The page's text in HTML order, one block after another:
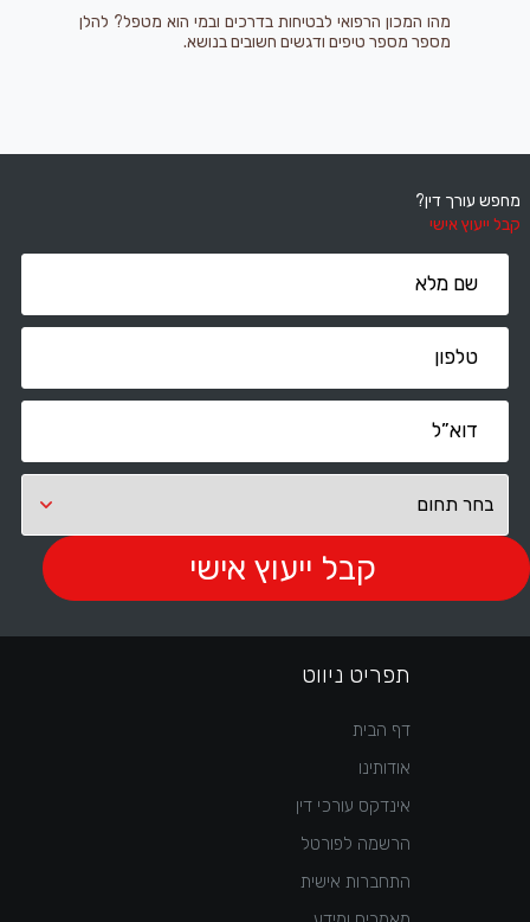
מהו המכון הרפואי לבטיחות בדרכים ובמי הוא מטפל? להלן
מספר מספר טיפים ודגשים חשובים בנושא.
מחפש עורך דין?
קבל ייעוץ אישי
תפריט ניווט
דף הבית
אודותינו
אינדקס עורכי דין
הרשמה לפורטל
התחברות אישית